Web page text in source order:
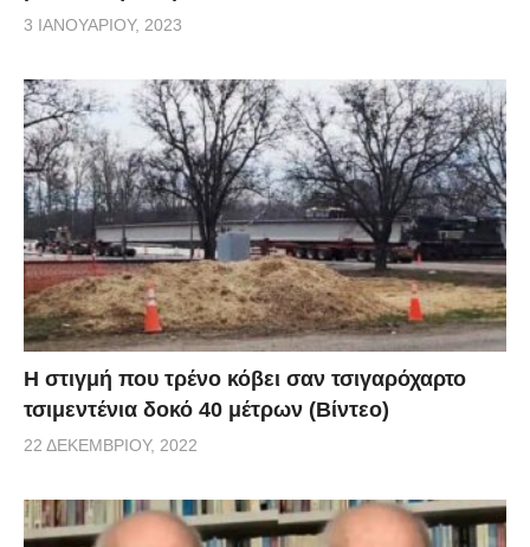
3 ΙΑΝΟΥΑΡΊΟΥ, 2023
H στιγμή που τρένο κόβει σαν τσιγαρόχαρτο
τσιμεντένια δοκό 40 μέτρων (Βίντεο)
22 ΔΕΚΕΜΒΡΊΟΥ, 2022